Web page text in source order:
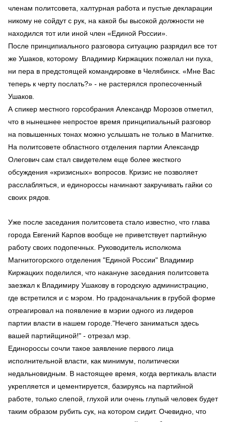
членам политсовета, халтурная работа и пустые декларации
никому не сойдут с рук, на какой бы высокой должности не
находился тот или иной член «Единой России».
После принципиального разговора ситуацию разрядил все тот
же Ушаков, которому Владимир Киржацких пожелал ни пуха,
ни пера в предстоящей командировке в Челябинск. «Мне Вас
теперь к черту послать?» - не растерялся пропесоченный
Ушаков.
А спикер местного горсобрания Александр Морозов отметил,
что в нынешнее непростое время принципиальный разговор
на повышенных тонах можно услышать не только в Магнитке.
На политсовете областного отделения партии Александр
Олегович сам стал свидетелем еще более жесткого
обсуждения «кризисных» вопросов. Кризис не позволяет
расслабляться, и единороссы начинают закручивать гайки со
своих рядов.
Уже после заседания политсовета стало известно, что глава
города Евгений Карпов вообще не приветствует партийную
работу своих подопечных. Руководитель исполкома
Магнитогорского отделения "Единой России" Владимир
Киржацких поделился, что накануне заседания политсовета
заезжал к Владимиру Ушакову в городскую администрацию,
где встретился и с мэром. Но градоначальник в грубой форме
отреагировал на появление в мэрии одного из лидеров
партии власти в нашем городе."Нечего заниматься здесь
вашей партийщиной!" - отрезал мэр.
Единороссы сочли такое заявление первого лица
исполнительной власти, как минимум, политически
недальновидным. В настоящее время, когда вертикаль власти
укрепляется и цементируется, базируясь на партийной
работе, только слепой, глухой или очень глупый человек будет
таким образом рубить сук, на котором сидит. Очевидно, что